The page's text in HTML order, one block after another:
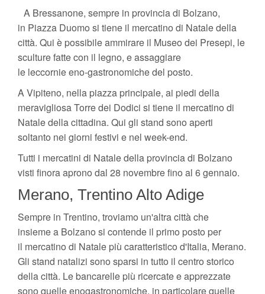
A Bressanone, sempre in provincia di Bolzano,
in Piazza Duomo si tiene il mercatino di Natale della
città. Qui è possibile ammirare il Museo dei Presepi, le
sculture fatte con il legno, e assaggiare
le leccornie eno-gastronomiche del posto.
A Vipiteno, nella piazza principale, ai piedi della
meravigliosa Torre dei Dodici si tiene il mercatino di
Natale della cittadina. Qui gli stand sono aperti
soltanto nei giorni festivi e nel week-end.
Tutti i mercatini di Natale della provincia di Bolzano
visti finora aprono dal 28 novembre fino al 6 gennaio.
Merano, Trentino Alto Adige
Sempre in Trentino, troviamo un'altra città che
insieme a Bolzano si contende il primo posto per
il mercatino di Natale più caratteristico d'Italia, Merano.
Gli stand natalizi sono sparsi in tutto il centro storico
della città. Le bancarelle più ricercate e apprezzate
sono quelle enogastronomiche, in particolare quelle